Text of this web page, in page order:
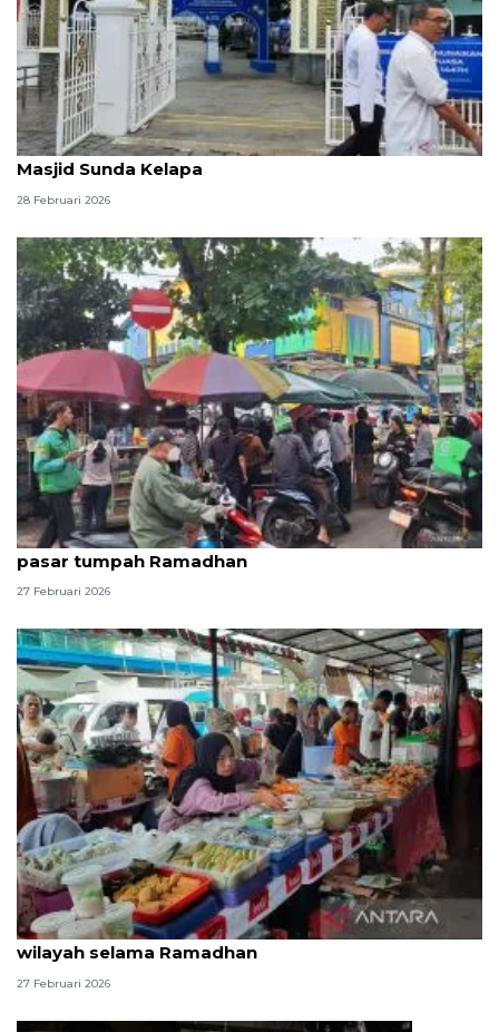
1.000 porsi makanan berbuka puasa disiapkan di
Masjid Sunda Kelapa
28 Februari 2026
Polres Jaksel kerahkan personel untuk antisipasi
pasar tumpah Ramadhan
27 Februari 2026
BBPOM DKI lakukan pengawasan takjil di lima
wilayah selama Ramadhan
27 Februari 2026